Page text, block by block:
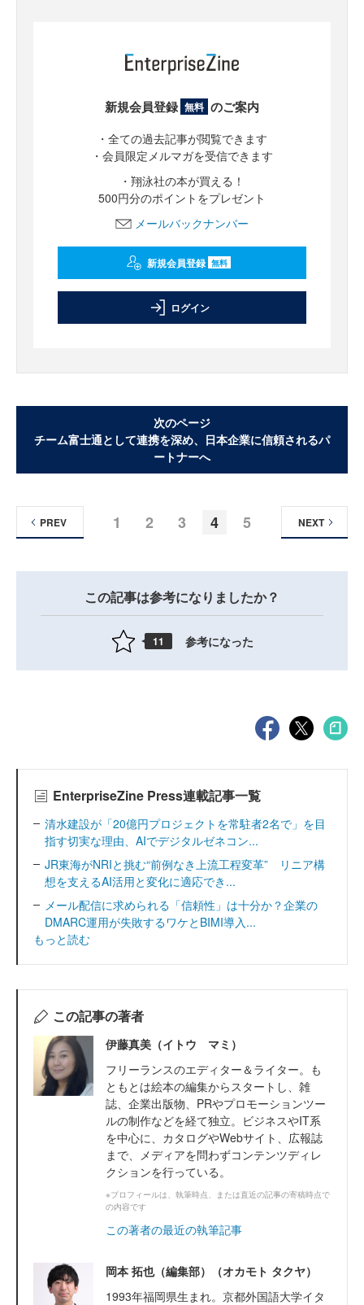
新規会員登録 無料 のご案内
・全ての過去記事が閲覧できます
・会員限定メルマガを受信できます
・翔泳社の本が買える！
500円分のポイントをプレゼント
メールバックナンバー
新規会員登録 無料
ログイン
次のページ
チーム富士通として連携を深め、日本企業に信頼されるパ
ートナーへ
1 2 3 4 5
PREV NEXT
この記事は参考になりましたか？
11 参考になった
EnterpriseZine Press連載記事一覧
清水建設が「20億円プロジェクトを常駐者2名で」を目
指す切実な理由、AIでデジタルゼネコン...
JR東海がNRIと挑む“前例なき上流工程変革” リニア構
想を支えるAI活用と変化に適応でき...
メール配信に求められる「信頼性」は十分か？企業の
DMARC運用が失敗するワケとBIMI導入...
もっと読む
この記事の著者
伊藤真美（イトウ マミ）
フリーランスのエディター＆ライター。も
ともとは絵本の編集からスタートし、雑
誌、企業出版物、PRやプロモーションツー
ルの制作などを経て独立。ビジネスやIT系
を中心に、カタログやWebサイト、広報誌
まで、メディアを問わずコンテンツディレ
クションを行っている。
※プロフィールは、執筆時点、または直近の記事の寄稿時点で
の内容です
この著者の最近の執筆記事
岡本 拓也（編集部）（オカモト タクヤ）
1993年福岡県生まれ。京都外国語大学イタ